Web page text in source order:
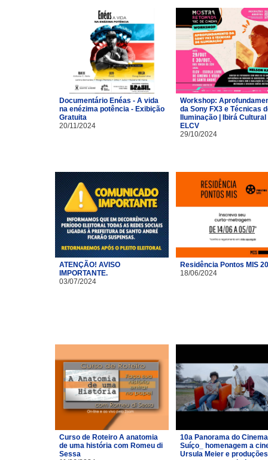
Documentário Enéas - A vida
na enézima potência - Exibição
Gratuita
20/11/2024
Workshop:
da Sony FX3 e Técnicas
Iluminação | Ibirá Cultural
ELCV
29/10/2024
ATENÇÃO! AVISO
IMPORTANTE.
03/07/2024
Residência Pontos MIS
18/06/2024
Curso de Roteiro A anatomia
de uma história com Romeu di
Sessa
10a Panorama do Cinema
Suíço_ homenagem a
Ursula Meier e produções